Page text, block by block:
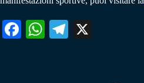
Fa W
Te